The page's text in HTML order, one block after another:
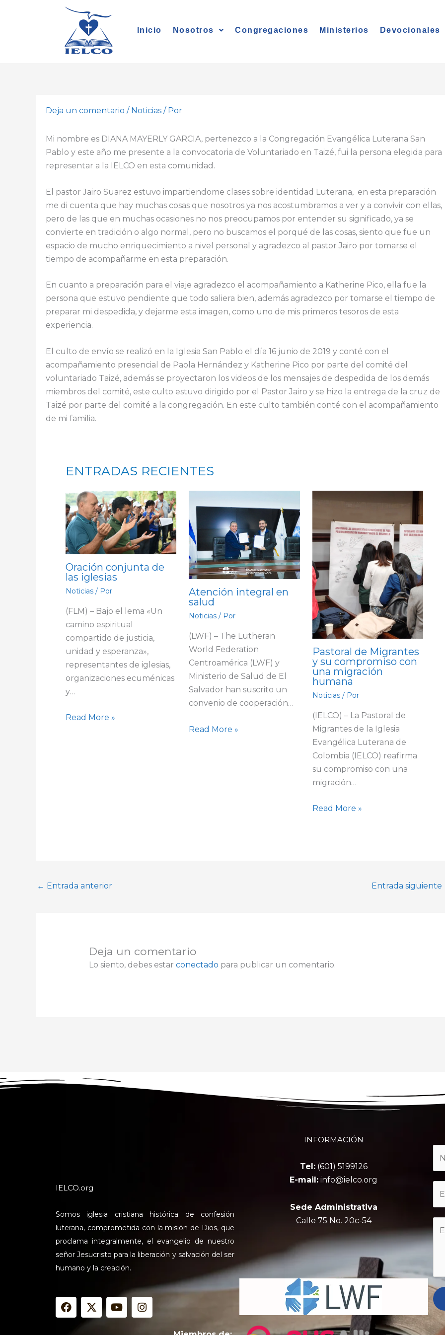
Inicio Nosotros Congregaciones Ministerios Devocionales
Deja un comentario / Noticias / Por
Mi nombre es DIANA MAYERLY GARCIA, pertenezco a la Congregación Evangélica Luterana San
Pablo y este año me presente a la convocatoria de Voluntariado en Taizé, fui la persona elegida para
representar a la IELCO en esta comunidad.
El pastor Jairo Suarez estuvo impartiendome clases sobre identidad Luterana, en esta preparación
me di cuenta que hay muchas cosas que nosotros ya nos acostumbramos a ver y a convivir con ellas,
pero de las que en muchas ocasiones no nos preocupamos por entender su significado, ya se
convierte en tradición o algo normal, pero no buscamos el porqué de las cosas, siento que fue un
espacio de mucho enriquecimiento a nivel personal y agradezco al pastor Jairo por tomarse el
tiempo de acompañarme en esta preparación.
En cuanto a preparación para el viaje agradezco el acompañamiento a Katherine Pico, ella fue la
persona que estuvo pendiente que todo saliera bien, además agradezco por tomarse el tiempo de
preparar mi despedida, y dejarme esta imagen, como uno de mis primeros tesoros de esta
experiencia.
El culto de envío se realizó en la Iglesia San Pablo el día 16 junio de 2019 y conté con el
acompañamiento presencial de Paola Hernández y Katherine Pico por parte del comité del
voluntariado Taizé, además se proyectaron los videos de los mensajes de despedida de los demás
miembros del comité, este culto estuvo dirigido por el Pastor Jairo y se hizo la entrega de la cruz de
Taizé por parte del comité a la congregación. En este culto también conté con el acompañamiento
de mi familia.
ENTRADAS RECIENTES
Oración conjunta de
las iglesias
Noticias / Por
(FLM) – Bajo el lema «Un
camino espiritual
compartido de justicia,
unidad y esperanza»,
representantes de iglesias,
organizaciones ecuménicas
y…
Read More »
Atención integral en
salud
Noticias / Por
(LWF) – The Lutheran
World Federation
Centroamérica (LWF) y
Ministerio de Salud de El
Salvador han suscrito un
convenio de cooperación…
Read More »
Pastoral de Migrantes
y su compromiso con
una migración
humana
Noticias/ Por
(IELCO) – La Pastoral de
Migrantes de la Iglesia
Evangélica Luterana de
Colombia (IELCO) reafirma
su compromiso con una
migración…
Read More »
← Entrada anterior Entrada siguiente
Deja un comentario
Lo siento, debes estar conectado para publicar un comentario.
IELCO.org
Somos iglesia cristiana histórica de confesión
luterana, comprometida con la misión de Dios, que
proclama integralmente, el evangelio de nuestro
señor Jesucristo para la liberación y salvación del ser
humano y la creación.
F
a
X
-
Y
o
I
n
INFORMACIÓN
Tel:(601) 5199126
E-mail: info@ielco.org
Sede Administrativa
Calle 75 No. 20c-54